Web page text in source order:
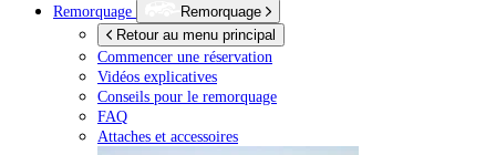
Remorquage
Remorquage
Retour au menu principal
Commencer une réservation
Vidéos explicatives
Conseils pour le remorquage
FAQ
Attaches et accessoires